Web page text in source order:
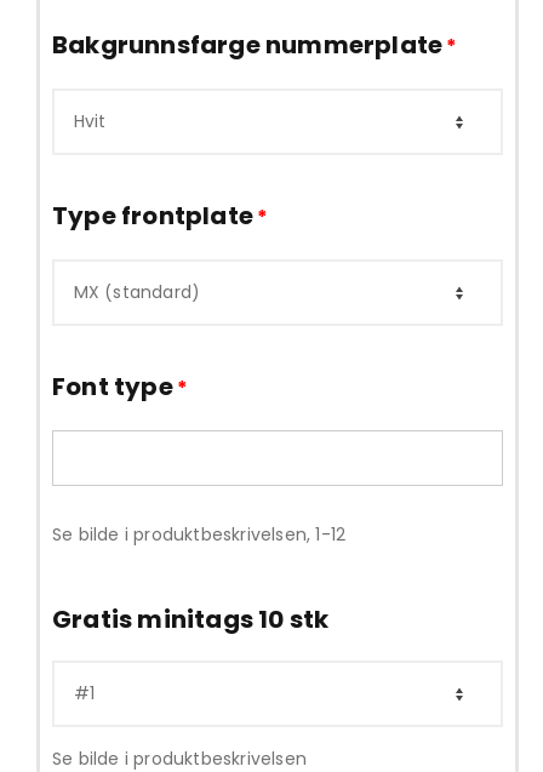
Bakgrunnsfarge nummerplate*
Type frontplate*
Font type*
Se bilde i produktbeskrivelsen, 1-12
Gratis minitags 10 stk
Se bilde i produktbeskrivelsen